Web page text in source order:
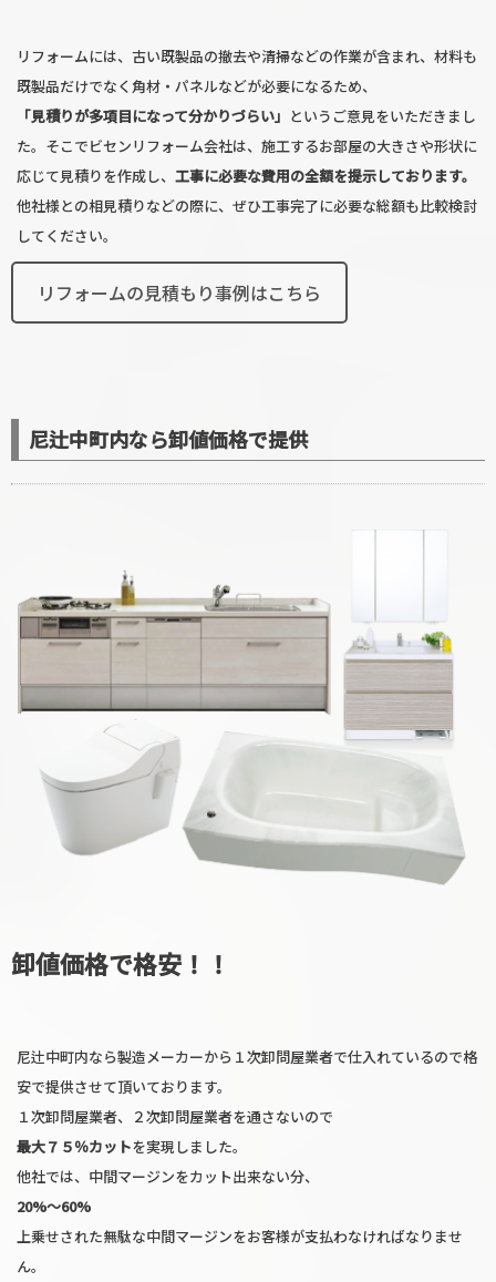
リフォームには、古い既製品の撤去や清掃などの作業が含まれ、材料も
既製品だけでなく角材・パネルなどが必要になるため、
「見積りが多項目になって分かりづらい」 というご意見をいただきまし
た。そこでビセンリフォーム会社は、施工するお部屋の大きさや形状に
応じて見積りを作成し、 工事に必要な費用の全額を提示しております。
他社様との相見積りなどの際に、ぜひ工事完了に必要な総額も比較検討
してください。
リフォームの見積もり事例はこちら
尼辻中町内なら卸値価格で提供
卸値価格で格安！！
尼辻中町内なら製造メーカーから１次卸問屋業者で仕入れているので格
安で提供させて頂いております。
１次卸問屋業者、２次卸問屋業者を通さないので
最大７５％カットを実現しました。
他社では、中間マージンをカット出来ない分、
20%〜60%
上乗せされた無駄な中間マージンをお客様が支払わなければなりませ
ん。